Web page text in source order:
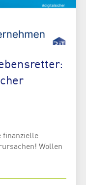
finanzielle
Wollen